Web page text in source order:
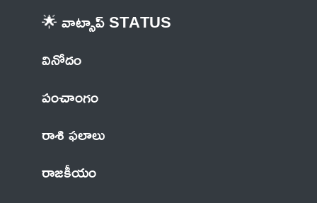
🌟 వాట్సాప్ STATUS
వినోదం
పంచాంగం
రాశి ఫలాలు
రాజకీయం